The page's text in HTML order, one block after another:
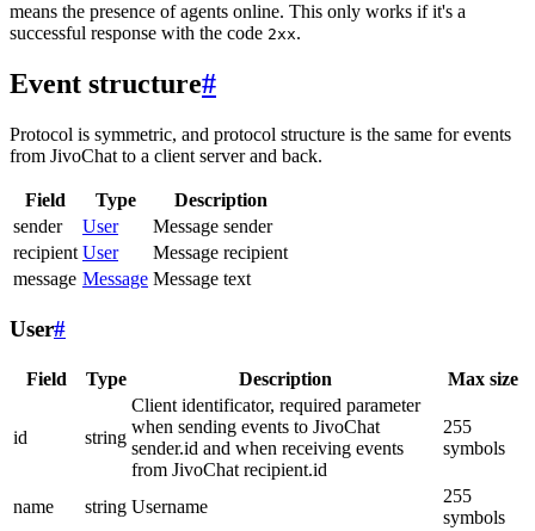
means the presence of agents online. This only works if it's a
successful response with the code 2xx.
Event structure#
Protocol is symmetric, and protocol structure is the same for events
from JivoChat to a client server and back.
Field Type
Description
sender
User
Message sender
recipient User
Message recipient
message Message Message text
User#
Field Type Description Max size
id string
Client identificator, required parameter
when sending events to JivoChat
sender.id and when receiving events
from JivoChat recipient.id
255
symbols
name string Username
255
symbols